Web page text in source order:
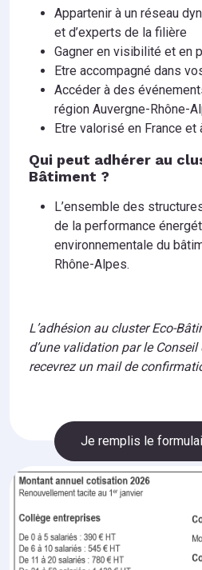
Appartenir à un réseau
et d’experts de la filière
Gagner en visibilité et en
Etre accompagné dans
Accéder à des
région Auvergne-Rhône-
Etre valorisé en France et
Qui peut adhérer au
Bâtiment ?
L’ensemble des
de la performance
environnementale du
Rhône-Alpes.
L’adhésion au cluster Eco-
d’une validation par le
recevrez un mail de
Je remplis le